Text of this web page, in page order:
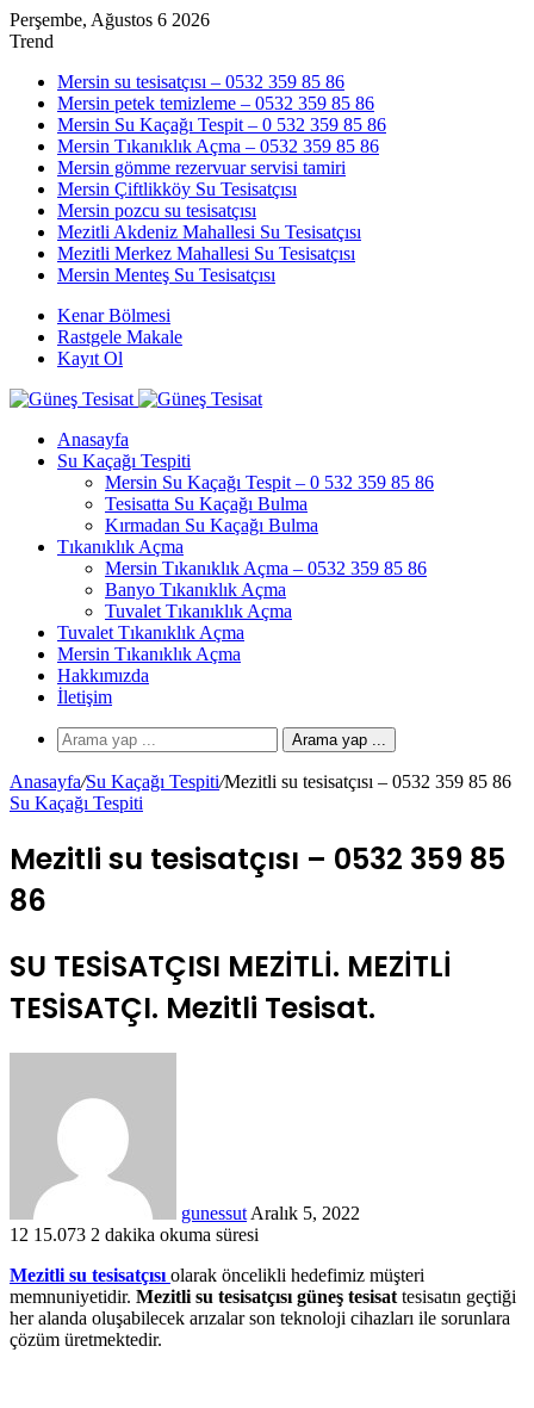
Perşembe, Ağustos 6 2026
Trend
Mersin su tesisatçısı – 0532 359 85 86
Mersin petek temizleme – 0532 359 85 86
Mersin Su Kaçağı Tespit – 0 532 359 85 86
Mersin Tıkanıklık Açma – 0532 359 85 86
Mersin gömme rezervuar servisi tamiri
Mersin Çiftlikköy Su Tesisatçısı
Mersin pozcu su tesisatçısı
Mezitli Akdeniz Mahallesi Su Tesisatçısı
Mezitli Merkez Mahallesi Su Tesisatçısı
Mersin Menteş Su Tesisatçısı
Kenar Bölmesi
Rastgele Makale
Kayıt Ol
Anasayfa
Su Kaçağı Tespiti
Mersin Su Kaçağı Tespit – 0 532 359 85 86
Tesisatta Su Kaçağı Bulma
Kırmadan Su Kaçağı Bulma
Tıkanıklık Açma
Mersin Tıkanıklık Açma – 0532 359 85 86
Banyo Tıkanıklık Açma
Tuvalet Tıkanıklık Açma
Tuvalet Tıkanıklık Açma
Mersin Tıkanıklık Açma
Hakkımızda
İletişim
Arama yap ...
Anasayfa/Su Kaçağı Tespiti/Mezitli su tesisatçısı – 0532 359 85 86
Su Kaçağı Tespiti
Mezitli su tesisatçısı – 0532 359 85
86
SU TESİSATÇISI MEZİTLİ. MEZİTLİ
TESİSATÇI. Mezitli Tesisat.
gunessut Aralık 5, 2022
12 15.073 2 dakika okuma süresi
Mezitli su tesisatçısı olarak öncelikli hedefimiz müşteri
memnuniyetidir. Mezitli su tesisatçısı güneş tesisat tesisatın geçtiği
her alanda oluşabilecek arızalar son teknoloji cihazları ile sorunlara
çözüm üretmektedir.